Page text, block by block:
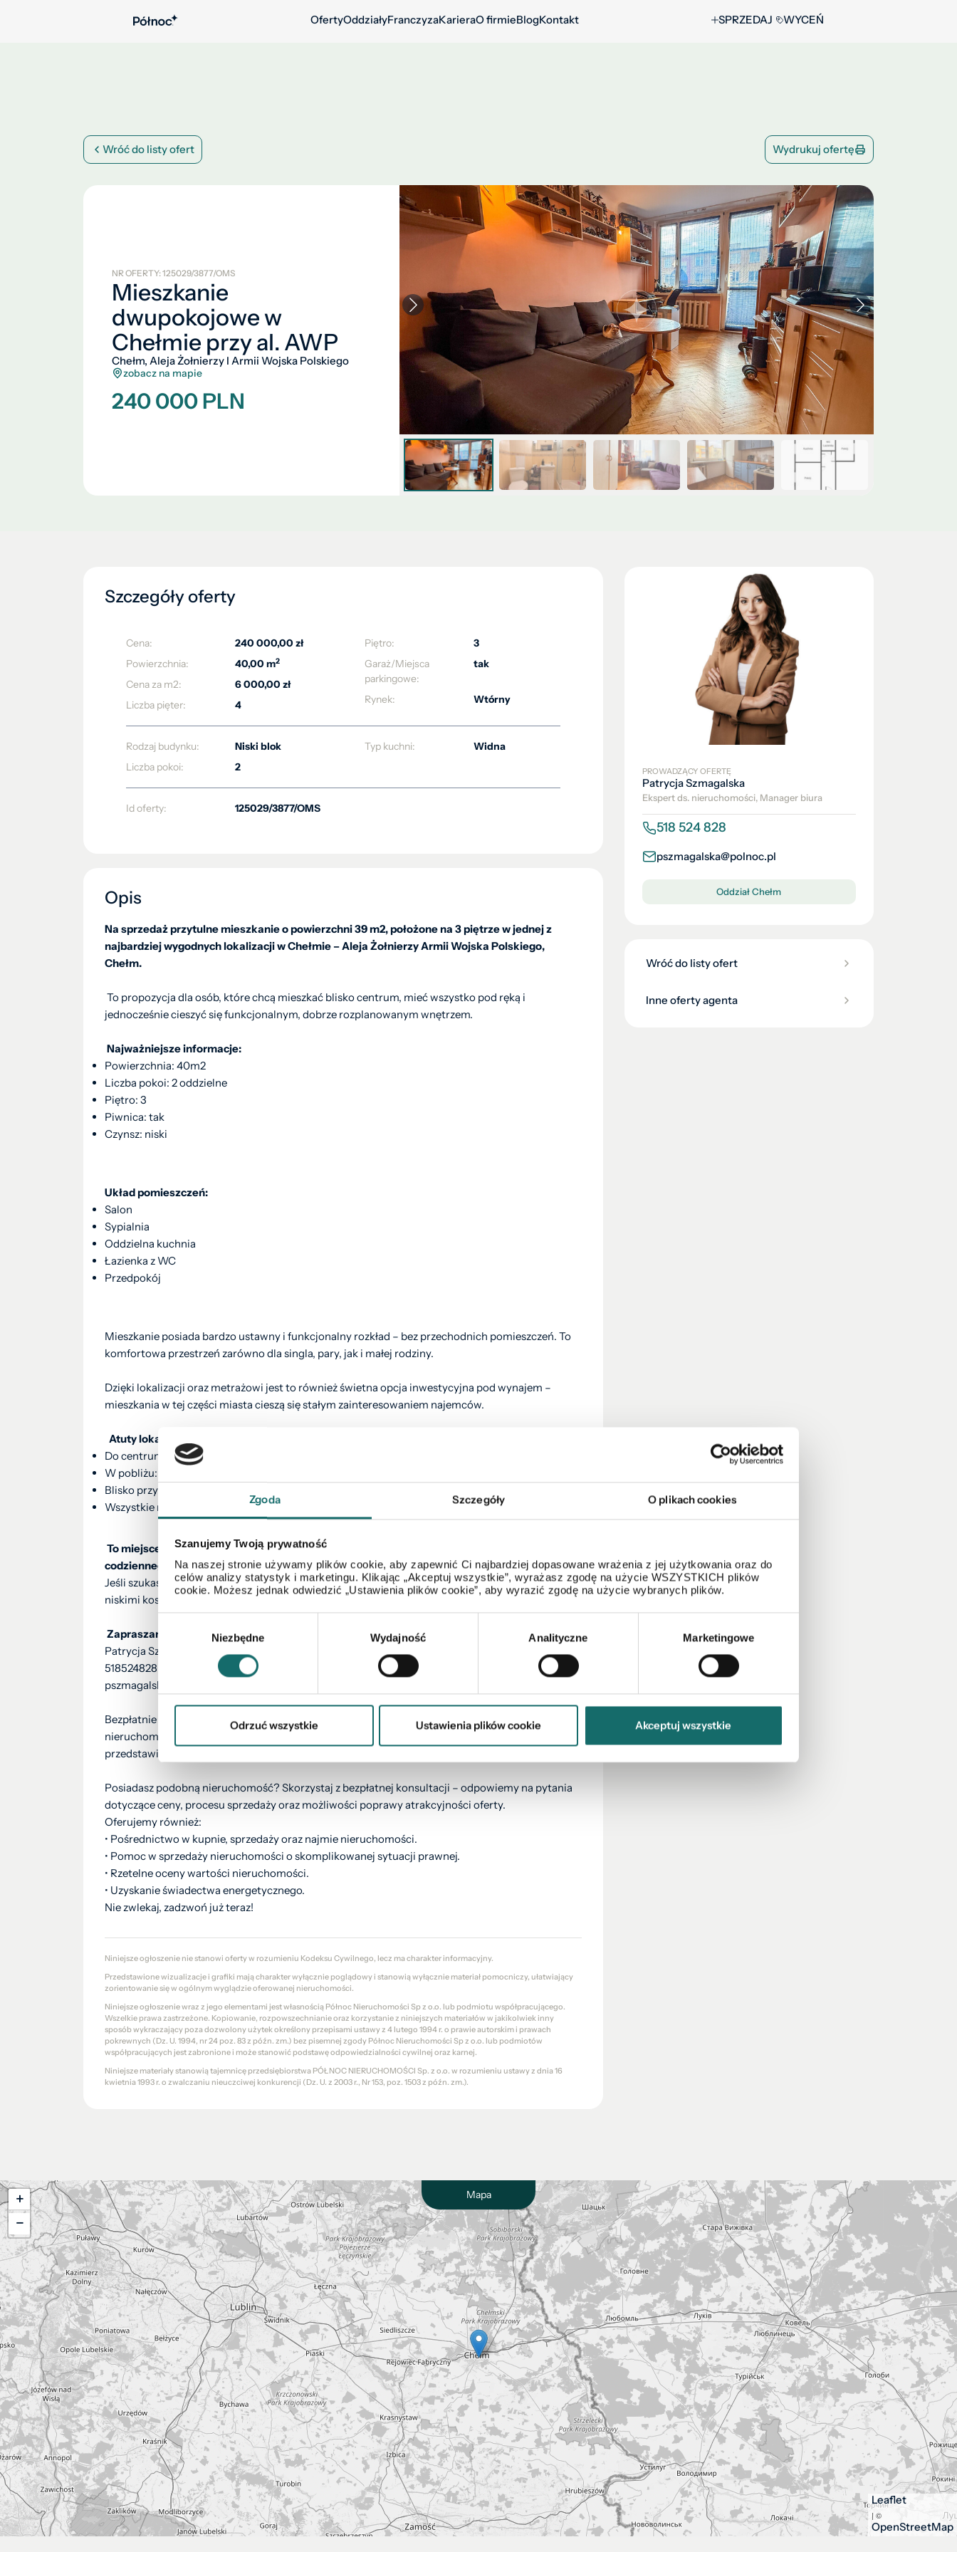
Zgoda Szczegóły O plikach cookies
Szanujemy Twoją prywatność
Na naszej stronie używamy plików cookie, aby zapewnić Ci najbardziej dopasowane wrażenia z jej użytkowania oraz do
celów analizy statystyk i marketingu. Klikając „Akceptuj wszystkie”, wyrażasz zgodę na użycie WSZYSTKICH plików
cookie. Możesz jednak odwiedzić „Ustawienia plików cookie”, aby wyrazić zgodę na użycie wybranych plików.
zgody
Niezbędne Wydajność Analityczne Marketingowe
Odrzuć wszystkie Ustawienia plików cookie Akceptuj wszystkie
OfertyOddziałyFranczyzaKarieraO firmieBlogKontakt SPRZEDAJ WYCEŃ
Wróć do listy ofert Wydrukuj ofertę
NR OFERTY: 125029/3877/OMS
Mieszkanie
dwupokojowe w
Chełmie przy al. AWP
Chełm, Aleja Żołnierzy I Armii Wojska Polskiego
zobacz na mapie
240 000 PLN
Szczegóły oferty
Cena:
240 000,00 zł
Powierzchnia:
40,00 m2
Cena za m2:
6 000,00 zł
Liczba pięter:
4
Piętro:
3
Garaż/Miejsca
parkingowe:
tak
Rynek: Wtórny
Rodzaj budynku:
Niski blok
Liczba pokoi:
2
Typ kuchni: Widna
Id oferty: 125029/3877/OMS
Opis
Na sprzedaż przytulne mieszkanie o powierzchni 39 m2, położone na 3 piętrze w jednej z
najbardziej wygodnych lokalizacji w Chełmie – Aleja Żołnierzy Armii Wojska Polskiego,
Chełm.
To propozycja dla osób, które chcą mieszkać blisko centrum, mieć wszystko pod ręką i
jednocześnie cieszyć się funkcjonalnym, dobrze rozplanowanym wnętrzem.
Najważniejsze informacje:
Powierzchnia: 40m2
Liczba pokoi: 2 oddzielne
Piętro: 3
Piwnica: tak
Czynsz: niski
Układ pomieszczeń:
Salon
Sypialnia
Oddzielna kuchnia
Łazienka z WC
Przedpokój
Mieszkanie posiada bardzo ustawny i funkcjonalny rozkład – bez przechodnich pomieszczeń. To
komfortowa przestrzeń zarówno dla singla, pary, jak i małej rodziny.
Dzięki lokalizacji oraz metrażowi jest to również świetna opcja inwestycyjna pod wynajem –
mieszkania w tej części miasta cieszą się stałym zainteresowaniem najemców.
Atuty lokalizacji
Do centrum miasta dojdziesz spacerem w około 5 minut
W pobliżu: sklepy, szkoła, przychodnia, banki
Blisko przystanki komunikacji miejskiej
Wszystkie najważniejsze punkty usługowe w zasięgu kilku minut
To miejsce idealne dla osób, które cenią wygodę życia w mieście – bez konieczności
codziennego korzystania z samochodu.
Jeśli szukasz mieszkania w świetnym punkcie Chełma, z szybkim dostępem do infrastruktury i
niskimi kosztami utrzymania – ta oferta zdecydowanie zasługuje na Twoją uwagę.
Zapraszam do kontaktu i umówienia prezentacji.
Patrycja Szmagalska
518524828
pszmagalska@polnoc.pl
Bezpłatnie pomagamy w formalnościach związanych z uzyskaniem kredytu na zakup
nieruchomości. Nasz doradca kredytowy bezpłatnie sprawdzi Twoją zdolność kredytową i
przedstawi najlepsze oferty z ponad 10 banków.
Posiadasz podobną nieruchomość? Skorzystaj z bezpłatnej konsultacji – odpowiemy na pytania
dotyczące ceny, procesu sprzedaży oraz możliwości poprawy atrakcyjności oferty.
Oferujemy również:
• Pośrednictwo w kupnie, sprzedaży oraz najmie nieruchomości.
• Pomoc w sprzedaży nieruchomości o skomplikowanej sytuacji prawnej.
• Rzetelne oceny wartości nieruchomości.
• Uzyskanie świadectwa energetycznego.
Nie zwlekaj, zadzwoń już teraz!
Niniejsze ogłoszenie nie stanowi oferty w rozumieniu Kodeksu Cywilnego, lecz ma charakter informacyjny.
Przedstawione wizualizacje i grafiki mają charakter wyłącznie poglądowy i stanowią wyłącznie materiał pomocniczy, ułatwiający
zorientowanie się w ogólnym wyglądzie oferowanej nieruchomości.
Niniejsze ogłoszenie wraz z jego elementami jest własnością Północ Nieruchomości Sp z o.o. lub podmiotu współpracującego.
Wszelkie prawa zastrzeżone. Kopiowanie, rozpowszechnianie oraz korzystanie z niniejszych materiałów w jakikolwiek inny
sposób wykraczający poza dozwolony użytek określony przepisami ustawy z 4 lutego 1994 r. o prawie autorskim i prawach
pokrewnych (Dz. U. 1994, nr 24 poz. 83 z późn. zm.) bez pisemnej zgody Północ Nieruchomości Sp z o.o. lub podmiotów
współpracujących jest zabronione i może stanowić podstawę odpowiedzialności cywilnej oraz karnej.
Niniejsze materiały stanowią tajemnicę przedsiębiorstwa PÓŁNOC NIERUCHOMOŚCI Sp. z o.o. w rozumieniu ustawy z dnia 16
kwietnia 1993 r. o zwalczaniu nieuczciwej konkurencji (Dz. U. z 2003 r., Nr 153, poz. 1503 z późn. zm.).
PROWADZĄCY OFERTĘ
Patrycja Szmagalska
Ekspert ds. nieruchomości, Manager biura
518 524 828
pszmagalska@polnoc.pl
Oddział Chełm
Wróć do listy ofert
Inne oferty agenta
Mapa
+
−
Leaflet
| ©
OpenStreetMap